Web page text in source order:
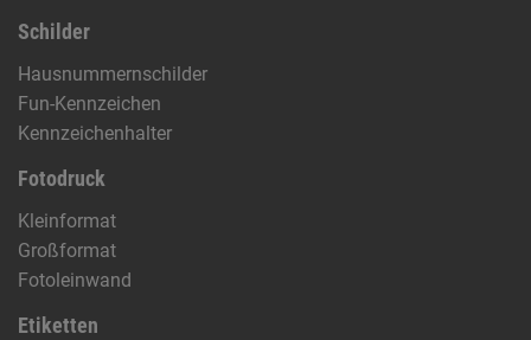
Schilder
Hausnummernschilder
Fun-Kennzeichen
Kennzeichenhalter
Fotodruck
Kleinformat
Großformat
Fotoleinwand
Etiketten